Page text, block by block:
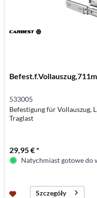
533005
Befestigung für Vollauszug,
Traglast
29,95 € *
Natychmiast gotowe do
Szczegóły